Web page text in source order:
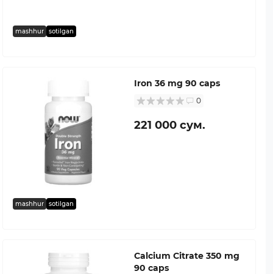
mashhur sotilgan
mashhur sotilgan
Iron 36 mg 90 caps
0
221 000 сум.
Calcium Citrate 350 mg
90 caps